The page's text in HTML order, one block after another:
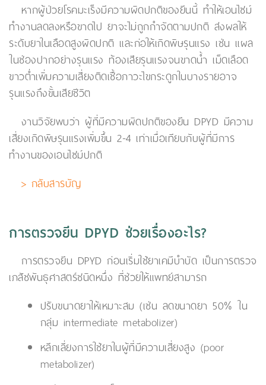
หากผู้ป่วยโรคมะเร็งมีความผิดปกติของยีนนี้ ทำให้เอนไซม์
ทำงานลดลงหรือขาดไป ยาจะไม่ถูกกำจัดตามปกติ ส่งผลให้
ระดับยาในเลือดสูงผิดปกติ และก่อให้เกิดพิษรุนแรง เช่น แผล
ในช่องปากอย่างรุนแรง ท้องเสียรุนแรงจนขาดน้ำ เม็ดเลือด
ขาวต่ำเพิ่มความเสี่ยงติดเชื้อภาวะไขกระดูกในบางรายอาจ
รุนแรงถึงขั้นเสียชีวิต
งานวิจัยพบว่า ผู้ที่มีความผิดปกติของยีน DPYD มีความ
เสี่ยงเกิดพิษรุนแรงเพิ่มขึ้น 2-4 เท่าเมื่อเทียบกับผู้ที่มีการ
ทำงานของเอนไซม์ปกติ
> กลับสารบัญ
การตรวจยีน DPYD ช่วยเรื่องอะไร?
การตรวจยีน DPYD ก่อนเริ่มใช้ยาเคมีบำบัด เป็นการตรวจ
เภสัชพันธุศาสตร์ชนิดหนึ่ง ที่ช่วยให้แพทย์สามารถ
ปรับขนาดยาให้เหมาะสม (เช่น ลดขนาดยา 50% ใน
กลุ่ม intermediate metabolizer)
หลีกเลี่ยงการใช้ยาในผู้ที่มีความเสี่ยงสูง (poor
metabolizer)